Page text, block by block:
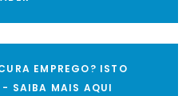
EMPREGO? ISTO
- SAIBA MAIS AQUI